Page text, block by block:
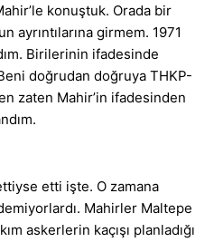
konuştuk. Orada bir
ayrıntılarına girmem. 1971
Birilerinin ifadesinde
doğrudan doğruya THKP-
zaten Mahir’in ifadesinden
etti işte. O zamana
Mahirler Maltepe
askerlerin kaçışı planladığı